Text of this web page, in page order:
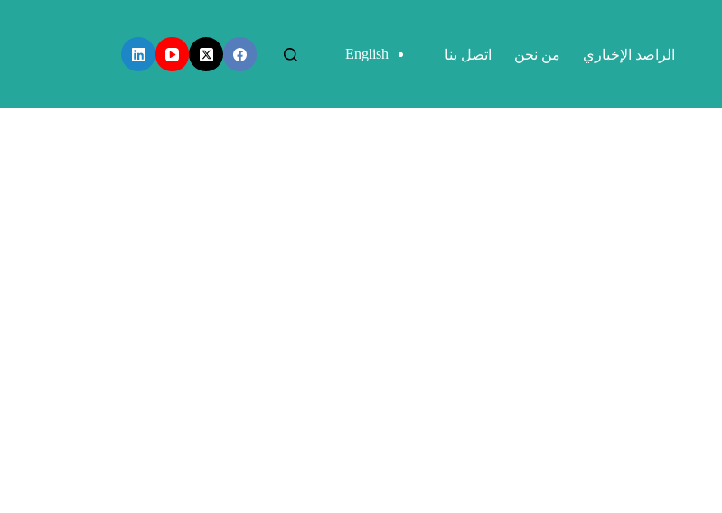
الراصد الإخباري من نحن اتصل بنا English